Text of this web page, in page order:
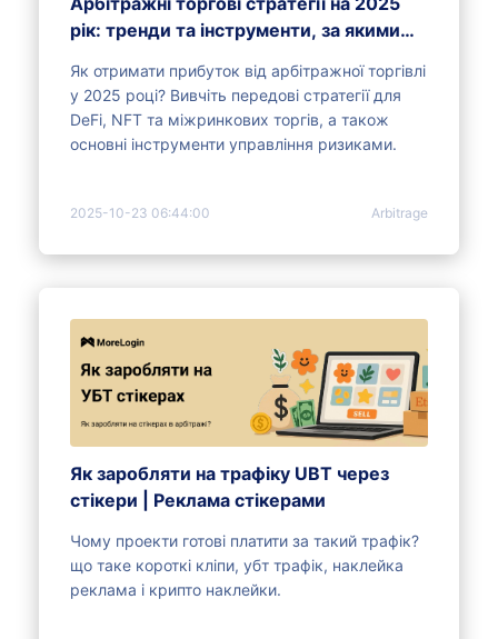
рік: тренди та інструменти, за якими
Як отримати прибуток від арбітражної торгівлі
у 2025 році? Вивчіть передові стратегії для
DeFi, NFT та міжринкових торгів, а також
основні інструменти управління ризиками.
2025-10-23 06:44:00 Arbitrage
Як заробляти на трафіку UBT через
стікери | Реклама стікерами
Чому проекти готові платити за такий трафік?
що таке короткі кліпи, убт трафік, наклейка
реклама і крипто наклейки.